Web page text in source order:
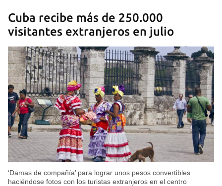
Cuba recibe más de 250.000
visitantes extranjeros en julio
‘Damas de compañía’ para lograr unos pesos convertibles
haciéndose fotos con los turistas extranjeros en el centro